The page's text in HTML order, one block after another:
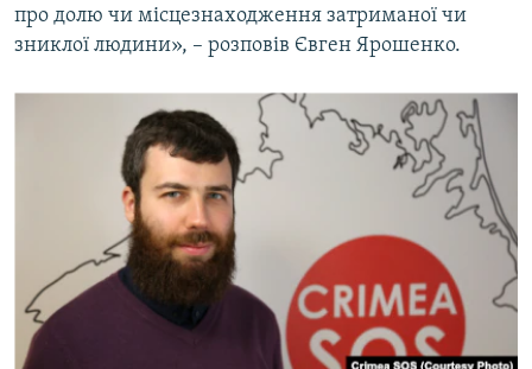
про долю чи місцезнаходження затриманої чи
зниклої людини», – розповів Євген Ярошенко.